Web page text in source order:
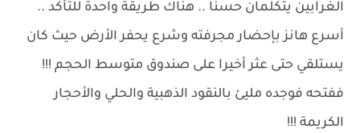
الغرابين يتكلمان حسنا .. هناك طريقة واحدة للتأكد ..
أسرع هانز بإحضار مجرفته وشرع يحفر الأرض حيث كان
يستلقي حتى عثر أخيرا على صندوق متوسط الحجم !!!
ففتحه فوجده مليئ بالنقود الذهبية والحلي والأحجار
الكريمة !!!